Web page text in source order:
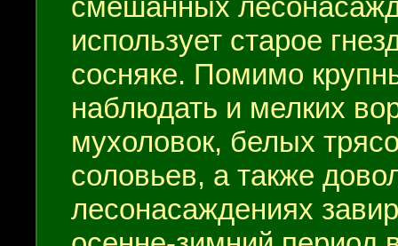
смешанных
использует старое
сосняке. Помимо
наблюдать и мелких
мухоловок, белых
соловьев, а также
лесонасаждениях